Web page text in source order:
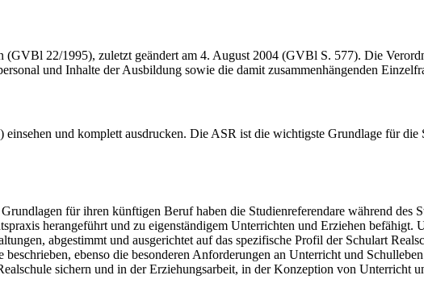
22/1995), zuletzt geändert am 4. August 2004 (GVBl S. 577). Die
und Inhalte der Ausbildung sowie die damit zu­sammenhängenden
) einsehen und komplett ausdrucken. Die ASR ist die wichtigste Grundlage für
für ihren künftigen Beruf haben die Studienreferendare während des
herangeführt und zu eigenständigem Unterrichten und Erziehen befähigt.
abgestimmt und ausgerichtet auf das spezifische Profil der Schulart
ebenso die besonderen Anforderungen an Unterricht und
sichern und in der Erziehungsarbeit, in der Konzep­tion von Unterricht